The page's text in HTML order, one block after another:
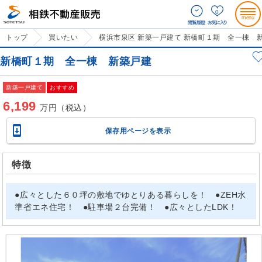
0
トップ 買いたい 横浜市泉区 新築一戸建て 新橋町１期 全一棟
新橋町１期 全一棟 新築戸建
新築一戸建て おすすめ
6,199万円（税込）
 保存用ページを表示
特徴
●広々とした６０坪の敷地でゆとりある暮らしを！ ●ZEH水
準省エネ住宅！ ●駐車場２台完備！ ●広々としたLDK！